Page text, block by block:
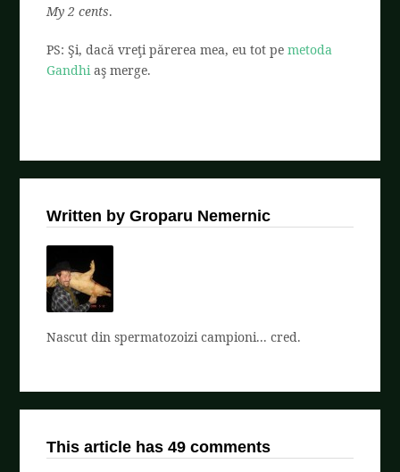
My 2 cents.
PS: Şi, dacă vreţi părerea mea, eu tot pemetoda
Gandhi aş merge.
Written by Groparu Nemernic
Nascut din spermatozoizi campioni... cred.
This article has 49 comments